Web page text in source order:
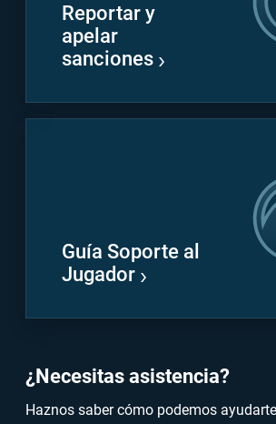
Reportar y
apelar
sanciones
Guía Soporte al
Jugador
¿Necesitas asistencia?
Haznos saber cómo podemos